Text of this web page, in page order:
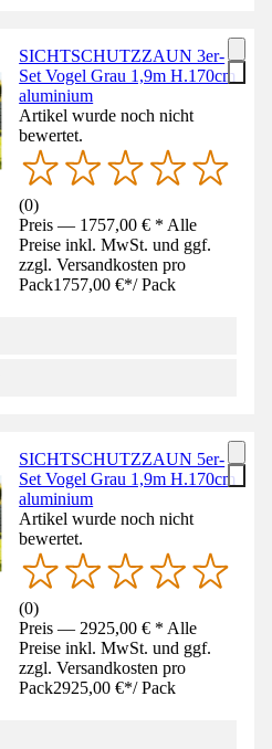
SICHTSCHUTZZAUN 3er-
Set Vogel Grau 1,9m H.170cm
aluminium
Artikel wurde noch nicht
bewertet.
(0)
Preis — 1757,00 € * Alle
Preise inkl. MwSt. und ggf.
zzgl. Versandkosten pro
Pack1757,00 €*/ Pack
SICHTSCHUTZZAUN 5er-
Set Vogel Grau 1,9m H.170cm
aluminium
Artikel wurde noch nicht
bewertet.
(0)
Preis — 2925,00 € * Alle
Preise inkl. MwSt. und ggf.
zzgl. Versandkosten pro
Pack2925,00 €*/ Pack